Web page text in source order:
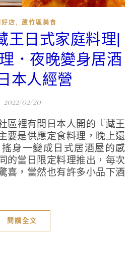
店 , 蘆竹區美食
王日式家庭料理|
．夜晚變身居酒
本人經營
2022/02/20
要是供應定食料理，晚上還
身一變成日式居酒屋的感
的當日限定料理推出，每次
喜，當然也有許多小品下酒
閱讀全文